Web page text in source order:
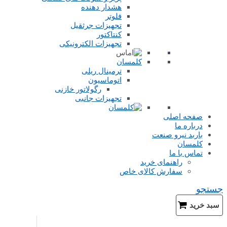
هشدار دهنده
فلوتر
تجهیزات جرثقیل
کنتاکتور
تجهیزات الکترونیکی
کلمسان
ترمینال ریلی
اتوماسیون
رگولاتور خازنی
تجهیزات جانبی
صفحه اصلی
درباره ما
باربد نیرو صنعت
کلمسان
تماس با ما
راهنمای خرید
سفارش کالای خاص
جستجو
سبد خرید